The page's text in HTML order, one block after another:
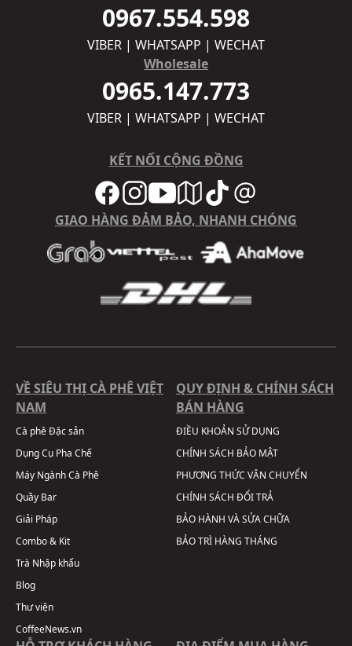
0967.554.598
VIBER | WHATSAPP | WECHAT
Wholesale
0965.147.773
VIBER | WHATSAPP | WECHAT
KẾT NỐI CỘNG ĐỒNG
GIAO HÀNG ĐẢM BẢO, NHANH CHÓNG
VỀ SIÊU THỊ CÀ PHÊ VIỆT
NAM
Cà phê Đặc sản
Dụng Cụ Pha Chế
Máy Ngành Cà Phê
Quầy Bar
Giải Pháp
Combo & Kit
Trà Nhập khẩu
Blog
Thư viện
CoffeeNews.vn
QUY ĐỊNH & CHÍNH SÁCH
BÁN HÀNG
ĐIỀU KHOẢN SỬ DỤNG
CHÍNH SÁCH BẢO MẬT
PHƯƠNG THỨC VẬN CHUYỂN
CHÍNH SÁCH ĐỔI TRẢ
BẢO HÀNH VÀ SỬA CHỮA
BẢO TRÌ HÀNG THÁNG